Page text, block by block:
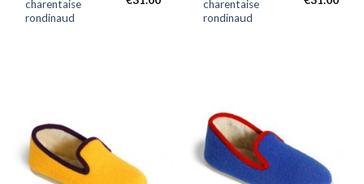
charentaise
rondinaud
charentaise
rondinaud